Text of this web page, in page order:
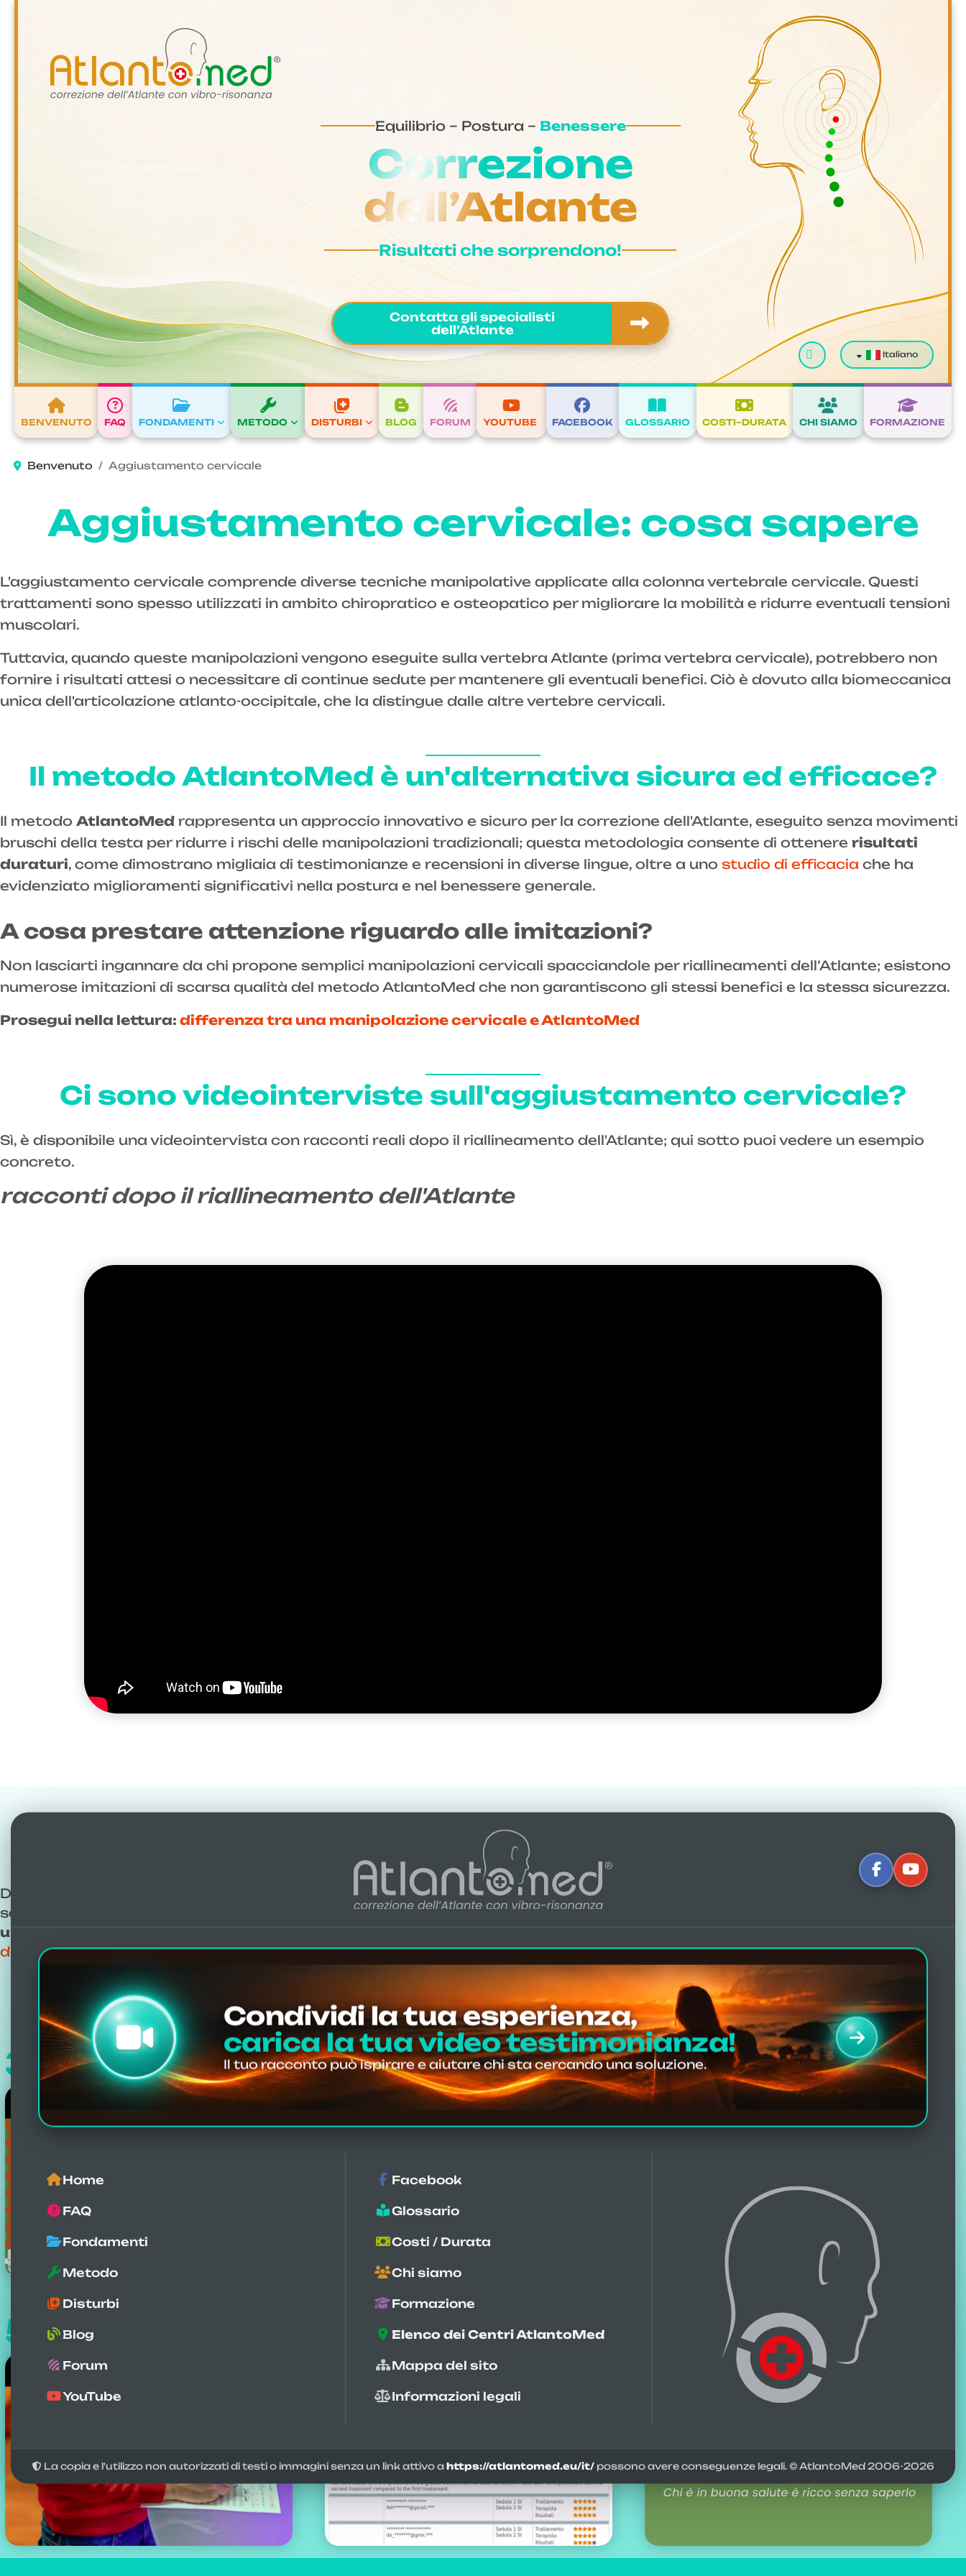
Equilibrio – Postura – Benessere
Correzione
dell’Atlante
Risultati che sorprendono!
Contatta gli specialisti
dell’Atlante
Cerca Italiano
BENVENUTO FAQ FONDAMENTI METODO DISTURBI BLOG FORUM YOUTUBE FACEBOOK GLOSSARIO COSTI–DURATA CHI SIAMO FORMAZIONE
Benvenuto Aggiustamento cervicale
Aggiustamento cervicale: cosa sapere
L'aggiustamento cervicale comprende diverse tecniche manipolative applicate alla colonna vertebrale cervicale. Questi
trattamenti sono spesso utilizzati in ambito chiropratico e osteopatico per migliorare la mobilità e ridurre eventuali tensioni
muscolari.
Tuttavia, quando queste manipolazioni vengono eseguite sulla vertebra Atlante (prima vertebra cervicale), potrebbero non
fornire i risultati attesi o necessitare di continue sedute per mantenere gli eventuali benefici. Ciò è dovuto alla biomeccanica
unica dell'articolazione atlanto-occipitale, che la distingue dalle altre vertebre cervicali.
Il metodo AtlantoMed è un'alternativa sicura ed efficace?
Il metodo AtlantoMed rappresenta un approccio innovativo e sicuro per la correzione dell'Atlante, eseguito senza movimenti
bruschi della testa per ridurre i rischi delle manipolazioni tradizionali; questa metodologia consente di ottenere risultati
duraturi, come dimostrano migliaia di testimonianze e recensioni in diverse lingue, oltre a uno studio di efficacia che ha
evidenziato miglioramenti significativi nella postura e nel benessere generale.
A cosa prestare attenzione riguardo alle imitazioni?
Non lasciarti ingannare da chi propone semplici manipolazioni cervicali spacciandole per riallineamenti dell’Atlante; esistono
numerose imitazioni di scarsa qualità del metodo AtlantoMed che non garantiscono gli stessi benefici e la stessa sicurezza.
Prosegui nella lettura: differenza tra una manipolazione cervicale e AtlantoMed
Ci sono videointerviste sull'aggiustamento cervicale?
Sì, è disponibile una videointervista con racconti reali dopo il riallineamento dell'Atlante; qui sotto puoi vedere un esempio
concreto.
racconti dopo il riallineamento dell'Atlante
Risultati che fanno la differenza:
Diffida di chi traveste una banale manipolazione cervicale da riallineamento dell’Atlante e di chi propone imitazioni
scadenti del nostro metodo. I risultati parlano chiaro:oltre 11 000 testimonianze e recensioni in varie lingue ci rendono
unici
dell’Atlante con vibro-risonanza AtlantoMed:
306 testimonianze Video 810 recensioni Google 726 recensioni Facebook
504 casi studio 6135 valutazioni 2506 testimonianze Forum
Condividi la tua esperienza,
carica la tua video testimonianza!
Il tuo racconto può ispirare e aiutare chi sta cercando una soluzione.
Home
FAQ
Fondamenti
Metodo
Disturbi
Blog
Forum
YouTube
Facebook
Glossario
Costi / Durata
Chi siamo
Formazione
Elenco dei Centri AtlantoMed
Mappa del sito
Informazioni legali
La copia e l'utilizzo non autorizzati di testi o immagini senza un link attivo ahttps://atlantomed.eu/it/possono avere conseguenze legali. © AtlantoMed 2006-2026